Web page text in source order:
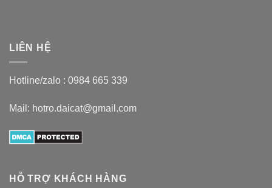
LIÊN HỆ
Hotline/zalo : 0984 665 339
Mail: hotro.daicat@gmail.com
HỖ TRỢ KHÁCH HÀNG